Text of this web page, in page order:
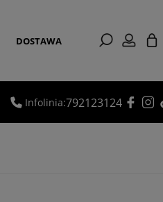
DOSTAWA
Infolinia:792123124